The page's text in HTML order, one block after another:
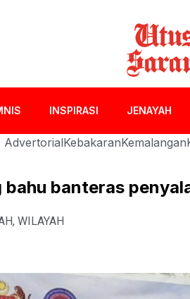
INSPIRASI JENAYAH
AdvertorialKebakaranKemalangan
banteras
, WILAYAH